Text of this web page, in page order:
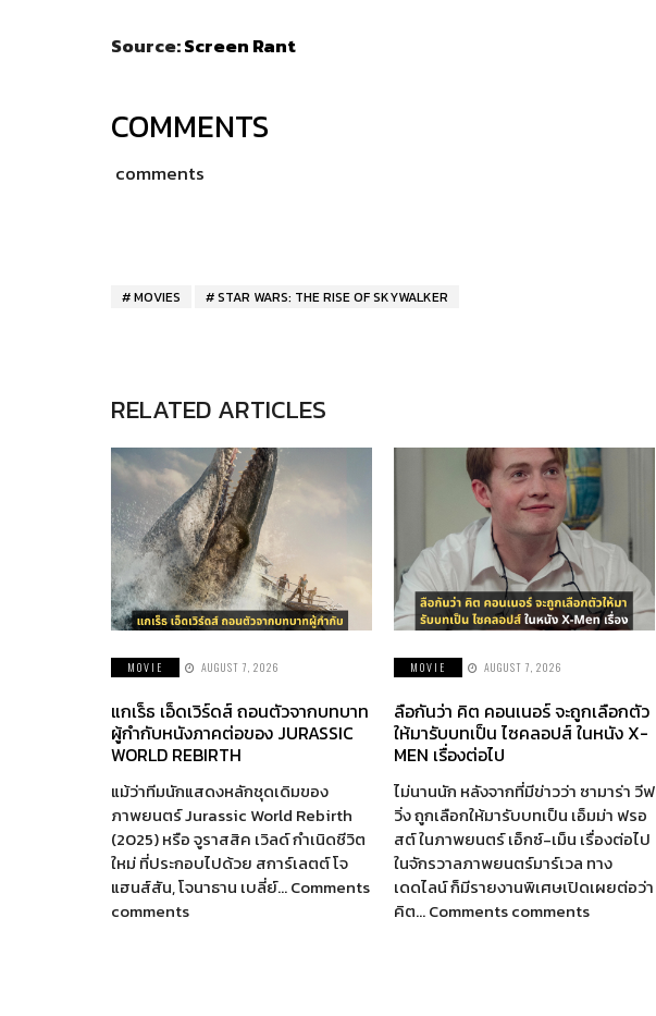
Source:Screen Rant
COMMENTS
comments
MOVIES STAR WARS: THE RISE OF SKYWALKER
RELATED ARTICLES
MOVIE AUGUST 7, 2026
แกเร็ธ เอ็ดเวิร์ดส์ ถอนตัวจากบทบาท
ผู้กำกับหนังภาคต่อของ JURASSIC
WORLD REBIRTH
แม้ว่าทีมนักแสดงหลักชุดเดิมของ
ภาพยนตร์ Jurassic World Rebirth
(2025) หรือ จูราสสิค เวิลด์ กำเนิดชีวิต
ใหม่ ที่ประกอบไปด้วย สการ์เลตต์ โจ
แฮนส์สัน, โจนาธาน เบลี่ย์… Comments
comments
MOVIE AUGUST 7, 2026
ลือกันว่า คิต คอนเนอร์ จะถูกเลือกตัว
ให้มารับบทเป็น ไซคลอปส์ ในหนัง X-
MEN เรื่องต่อไป
ไม่นานนัก หลังจากที่มีข่าวว่า ซามาร่า วีฟ
วิ่ง ถูกเลือกให้มารับบทเป็น เอ็มม่า ฟรอ
สต์ ในภาพยนตร์ เอ็กซ์-เม็น เรื่องต่อไป
ในจักรวาลภาพยนตร์มาร์เวล ทาง
เดดไลน์ ก็มีรายงานพิเศษเปิดเผยต่อว่า
คิต… Comments comments